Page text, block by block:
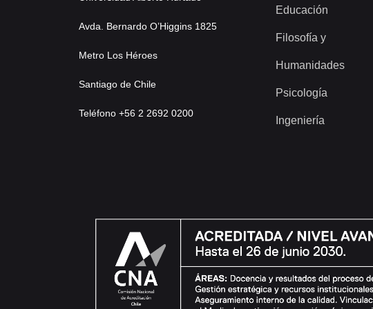
Avda. Bernardo O’Higgins 1825
Metro Los Héroes
Santiago de Chile
Teléfono +56 2 2692 0200
Educación
Filosofía y
Humanidades
Psicología
Ingeniería